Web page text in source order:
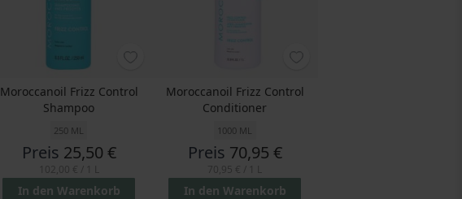
Moroccanoil Frizz Control
Shampoo
250 ML
Preis 25,50 €
In den Warenkorb
Moroccanoil Frizz Control
Conditioner
1000 ML
Preis 70,95 €
In den Warenkorb